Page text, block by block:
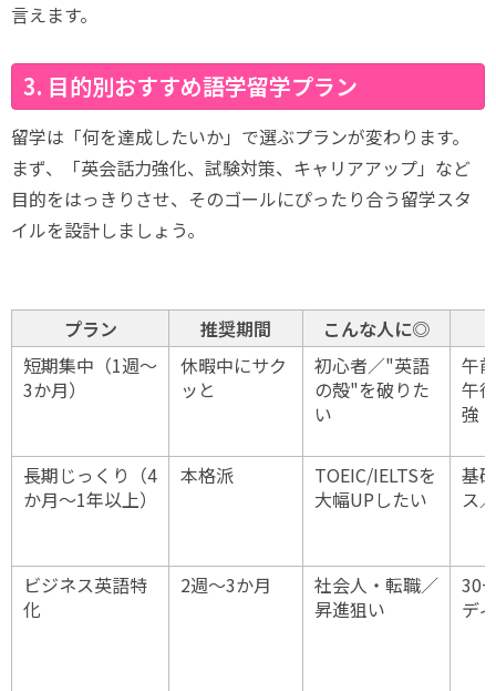
言えます。
3. 目的別おすすめ語学留学プラン
留学は「何を達成したいか」で選ぶプランが変わります。
まず、「英会話力強化、試験対策、キャリアアップ」など
目的をはっきりさせ、そのゴールにぴったり合う留学スタ
イルを設計しましょう。
プラン 推奨期間
こんな人に◎
短期集中（1週〜
3か月）
休暇中にサク
ッと
初心者／"英語
の殻"を破りた
い
午
午
強
長期じっくり（4
か月〜1年以上）
本格派
TOEIC/IELTSを
大幅UPしたい
基
ス
ビジネス英語特
化
2週〜3か月
社会人・転職／
昇進狙い
デ